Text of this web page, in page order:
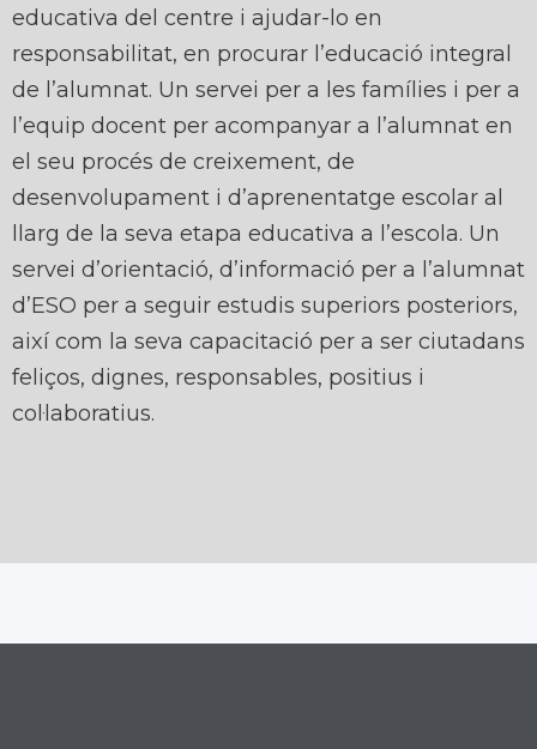
educativa del centre i ajudar-lo en
responsabilitat, en procurar l’educació integral
de l’alumnat. Un servei per a les famílies i per a
l’equip docent per acompanyar a l’alumnat en
el seu procés de creixement, de
desenvolupament i d’aprenentatge escolar al
llarg de la seva etapa educativa a l’escola. Un
servei d’orientació, d’informació per a l’alumnat
d’ESO per a seguir estudis superiors posteriors,
així com la seva capacitació per a ser ciutadans
feliços, dignes, responsables, positius i
col·laboratius.